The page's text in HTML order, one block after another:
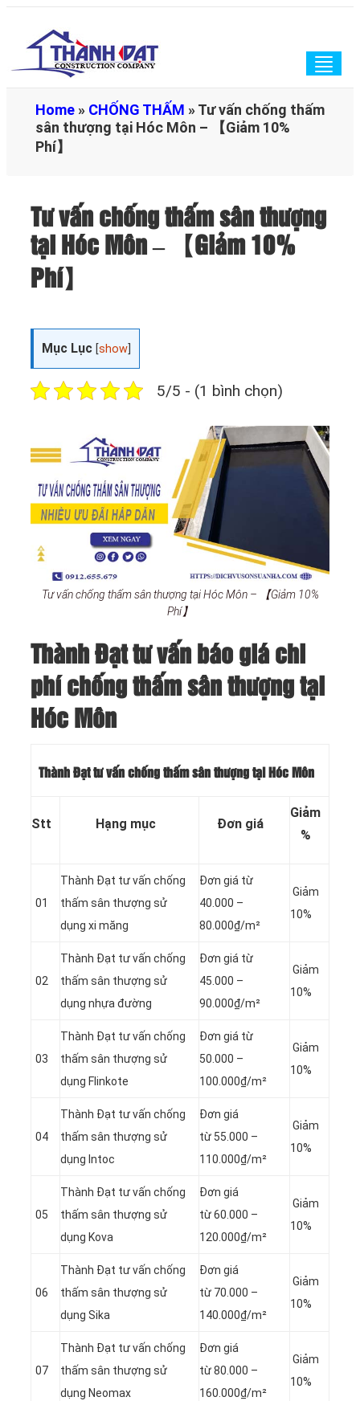
Home » CHỐNG THẤM »Tư vấn chống thấm
sân thượng tại Hóc Môn – 【Giảm 10%
Phí】
Tư vấn chống thấm sân thượng
tại Hóc Môn – 【Giảm 10%
Phí】
Mục Lục [show
5/5 - (1 bình chọn)
Tư vấn chống thấm sân thượng tại Hóc Môn – 【Giảm 10%
Phí】
Thành Đạt tư vấn báo giá chi
phí chống thấm sân thượng tại
Hóc Môn
Thành Đạt tư vấn chống thấm sân thượng tại Hóc Môn
Stt Hạng mục Đơn giá
Giảm
%
01
Thành Đạt tư vấn chống
thấm sân thượng sử
dụng xi măng
Đơn giá từ
40.000 –
80.000₫/m²
Giảm
10%
02
Thành Đạt tư vấn chống
thấm sân thượng sử
dụng nhựa đường
Đơn giá từ
45.000 –
90.000₫/m²
Giảm
10%
03
Thành Đạt tư vấn chống
thấm sân thượng sử
dụng Flinkote
Đơn giá từ
50.000 –
100.000₫/m²
Giảm
10%
04
Thành Đạt tư vấn chống
thấm sân thượng sử
dụng Intoc
Đơn giá
từ 55.000 –
110.000₫/m²
Giảm
10%
05
Thành Đạt tư vấn chống
thấm sân thượng sử
dụng Kova
Đơn giá
từ 60.000 –
120.000₫/m²
Giảm
10%
06
Thành Đạt tư vấn chống
thấm sân thượng sử
dụng Sika
Đơn giá
từ 70.000 –
140.000₫/m²
Giảm
10%
07
Thành Đạt tư vấn chống
thấm sân thượng sử
dụng Neomax
Đơn giá
từ 80.000 –
160.000₫/m²
Giảm
10%